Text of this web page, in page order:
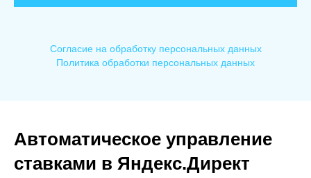
Согласие на обработку персональных данных
Политика обработки персональных данных
Автоматическое управление
ставками в Яндекс.Директ